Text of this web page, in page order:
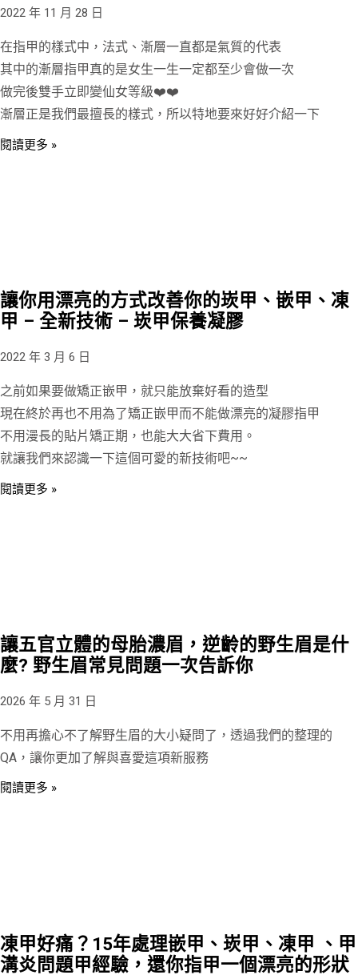
2022 年 11 月 28 日
在指甲的樣式中，法式、漸層一直都是氣質的代表
其中的漸層指甲真的是女生一生一定都至少會做一次
做完後雙手立即變仙女等級❤️❤️
漸層正是我們最擅長的樣式，所以特地要來好好介紹一下
閱讀更多 »
讓你用漂亮的方式改善你的崁甲、嵌甲、凍
甲 – 全新技術 – 崁甲保養凝膠
2022 年 3 月 6 日
之前如果要做矯正嵌甲，就只能放棄好看的造型
現在終於再也不用為了矯正嵌甲而不能做漂亮的凝膠指甲
不用漫長的貼片矯正期，也能大大省下費用。
就讓我們來認識一下這個可愛的新技術吧~~
閱讀更多 »
讓五官立體的母胎濃眉，逆齡的野生眉是什
麼? 野生眉常見問題一次告訴你
2026 年 5 月 31 日
不用再擔心不了解野生眉的大小疑問了，透過我們的整理的
QA，讓你更加了解與喜愛這項新服務
閱讀更多 »
凍甲好痛？15年處理嵌甲、崁甲、凍甲 、甲
溝炎問題甲經驗，還你指甲一個漂亮的形狀